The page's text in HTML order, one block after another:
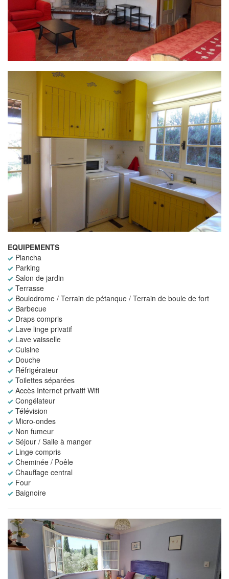
EQUIPEMENTS
Plancha
Parking
Salon de jardin
Terrasse
Boulodrome / Terrain de pétanque / Terrain de boule de fort
Barbecue
Draps compris
Lave linge privatif
Lave vaisselle
Cuisine
Douche
Réfrigérateur
Toilettes séparées
Accès Internet privatif Wifi
Congélateur
Télévision
Micro-ondes
Non fumeur
Séjour / Salle à manger
Linge compris
Cheminée / Poêle
Chauffage central
Four
Baignoire